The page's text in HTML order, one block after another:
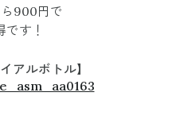
900円で
です！
アルボトル】